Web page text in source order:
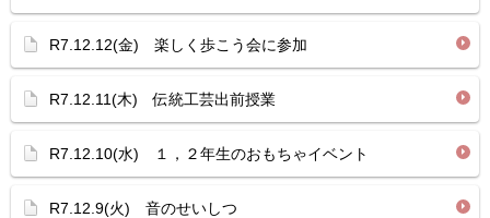
R7.12.12(金) 楽しく歩こう会に参加
R7.12.11(木) 伝統工芸出前授業
R7.12.10(水) １，２年生のおもちゃイベント
R7.12.9(火) 音のせいしつ